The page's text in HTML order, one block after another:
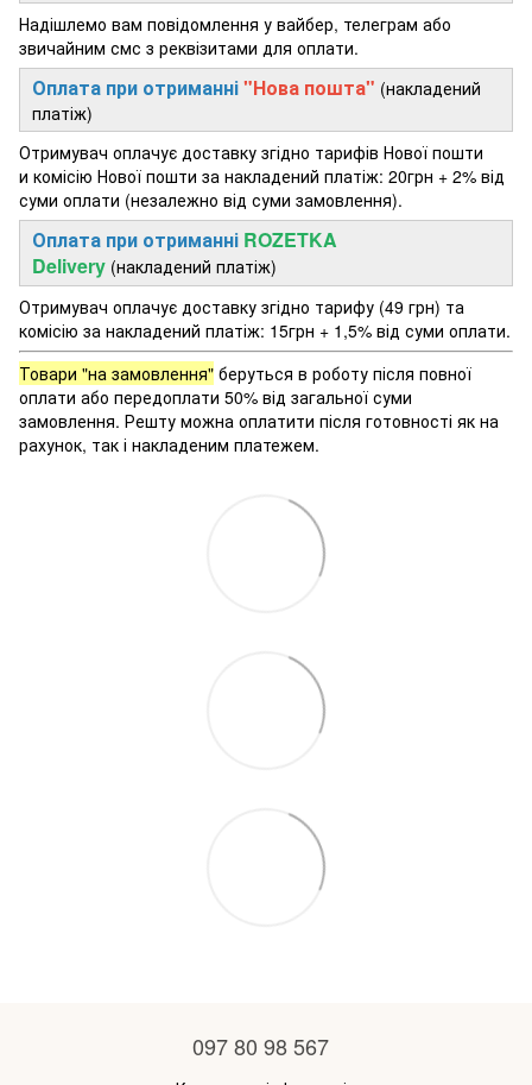
Надішлемо вам повідомлення у вайбер, телеграм або
звичайним смс з реквізитами для оплати.
Оплата при отриманні"Нова пошта" (накладений
платіж)
Отримувач оплачує доставку згідно тарифів Нової пошти
и комісію Нової пошти за накладений платіж: 20грн + 2% від
суми оплати (незалежно від суми замовлення).
Оплата при отриманні ROZETKA
Delivery (накладений платіж)
Отримувач оплачує доставку згідно тарифу (49 грн) та
комісію за накладений платіж: 15грн + 1,5% від суми оплати.
Товари "на замовлення" беруться в роботу після повної
оплати або передоплати 50% від загальної суми
замовлення. Решту можна оплатити після готовності як на
рахунок, так і накладеним платежем.
097 80 98 567